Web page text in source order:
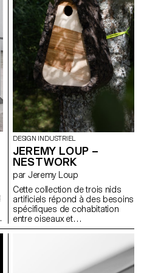
réadapter et personnaliser. Les
différentes pièces sont
tricotées en 3D, sans couture
et compostables
industriellement. La baleine et
les attaches quant à elles sont
recyclables à l’infini. Ce n’est
plus la poitrine qui s’adapte à
l’objet, mais l’objet qui évolue
avec elle.
DESIGN INDUSTRIEL
JEREMY LOUP –
NESTWORK
par Jeremy Loup
Cette collection de trois nids
artificiels répond à des besoins
spécifiques de cohabitation
entre oiseaux et
environnements humains.
accessible et reproductible. Le
nichoir pour mésanges aide à